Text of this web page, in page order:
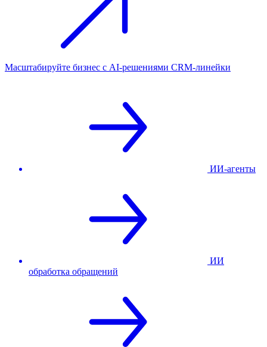
Масштабируйте бизнес с AI‑решениями CRM‑линейки
ИИ-агенты
ИИ
обработка обращений